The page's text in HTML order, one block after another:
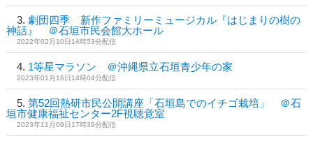
劇団四季 新作ファミリーミュージカル『はじまりの樹の
神話』 ＠石垣市民会館大ホール
2022年02月10日14時53分配信
1等星マラソン ＠沖縄県立石垣青少年の家
2023年01月16日14時04分配信
第52回熱研市民公開講座「石垣島でのイチゴ栽培」 ＠石
垣市健康福祉センター2F視聴覚室
2023年11月09日17時39分配信